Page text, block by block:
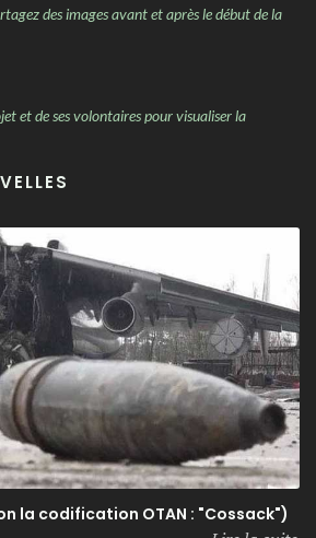
des images avant et après le début de la
et de ses volontaires pour visualiser la
la codification OTAN : "Cossack")